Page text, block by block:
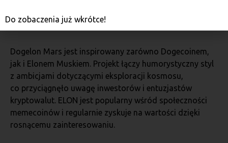
6. Dogelon Mars (ELON)
Dogelon Mars jest inspirowany zarówno Dogecoinem,
jak i Elonem Muskiem. Projekt łączy humorystyczny styl
z ambicjami dotyczącymi eksploracji kosmosu,
co przyciągnęło uwagę inwestorów i entuzjastów
kryptowalut. ELON jest popularny wśród społeczności
memecoinów i regularnie zyskuje na wartości dzięki
rosnącemu zainteresowaniu.
Do zobaczenia już wkrótce!